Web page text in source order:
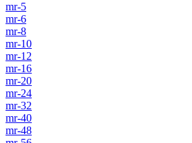
mr-5
mr-6
mr-8
mr-10
mr-12
mr-16
mr-20
mr-24
mr-32
mr-40
mr-48